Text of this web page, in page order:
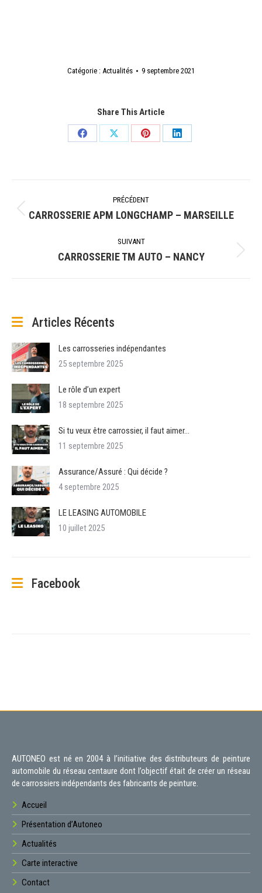
Catégorie : Actualités 9 septembre 2021
Share This Article
PartagerPartagerPartagerPartager
article
PRÉCÉDENT
Article
:
CARROSSERIE APM LONGCHAMP – MARSEILLE
SUIVANT
Article
CARROSSERIE TM AUTO – NANCY
Articles Récents
Les carrosseries indépendantes
25 septembre 2025
Le rôle d’un expert
18 septembre 2025
Si tu veux être carrossier, il faut aimer…
11 septembre 2025
Assurance/Assuré : Qui décide ?
4 septembre 2025
LE LEASING AUTOMOBILE
10 juillet 2025
Facebook
AUTONEO est né en 2004 à l’initiative des distributeurs de peinture
automobile du réseau centaure dont l’objectif était de créer un réseau
de carrossiers indépendants des fabricants de peinture.
Accueil
Présentation d’Autoneo
Actualités
Carte interactive
Contact